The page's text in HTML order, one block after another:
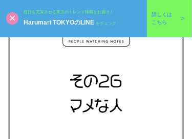
毎日を充実させる東京のトレンド情報をお届け！
Harumari TOKYOのLINE をチェック
詳しくは
こちら